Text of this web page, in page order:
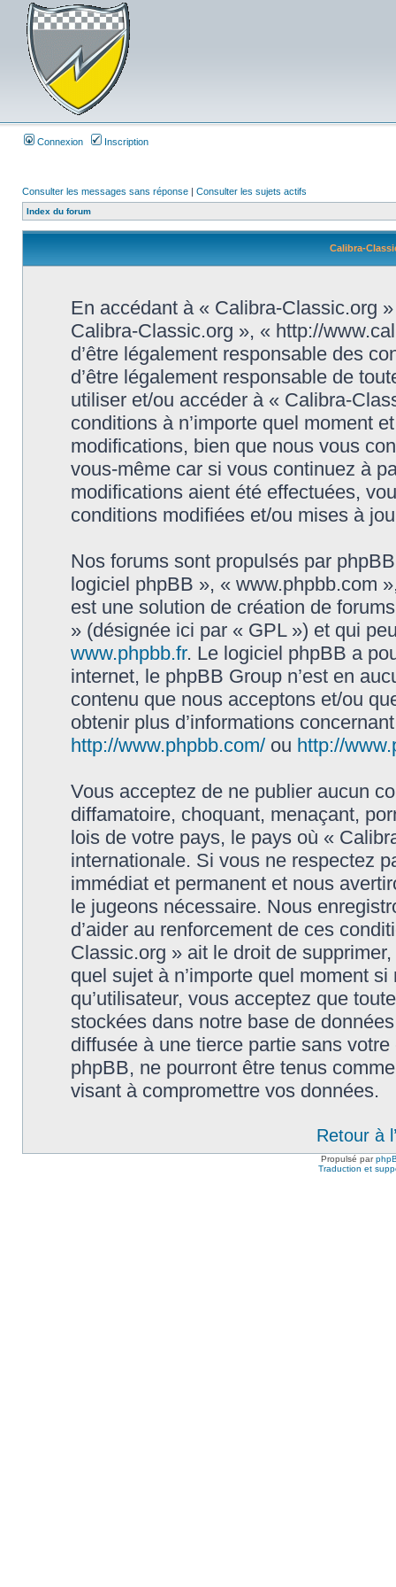
Connexion Inscription
Consulter les messages sans réponse | Consulter les sujets actifs
Index du forum
Calibra-
En accédant à « Calibra-Classic.org
Calibra-Classic.org », « http://
d’être légalement responsable des
d’être légalement responsable de
utiliser et/ou accéder à « Calibra-
conditions à n’importe quel moment
modifications, bien que nous vous
vous-même car si vous continuez à
modifications aient été effectuées,
conditions modifiées et/ou mises à
Nos forums sont propulsés par
logiciel phpBB », « www.phpbb.com
est une solution de création de
» (désignée ici par « GPL ») et qui
www.phpbb.fr. Le logiciel phpBB a
internet, le phpBB Group n’est en
contenu que nous acceptons et/ou
obtenir plus d’informations
http://www.phpbb.com/ ou http://
Vous acceptez de ne publier aucun
diffamatoire, choquant, menaçant,
lois de votre pays, le pays où «
internationale. Si vous ne respectez
immédiat et permanent et nous
le jugeons nécessaire. Nous
d’aider au renforcement de ces
Classic.org » ait le droit de
quel sujet à n’importe quel moment
qu’utilisateur, vous acceptez que
stockées dans notre base de
diffusée à une tierce partie sans
phpBB, ne pourront être tenus
visant à compromettre vos données.
Retour à
Propulsé par
Traduction et